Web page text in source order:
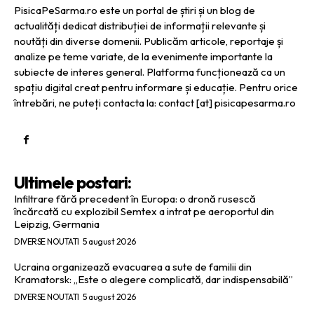
PisicaPeSarma.ro este un portal de știri și un blog de
actualități dedicat distribuției de informații relevante și
noutăți din diverse domenii. Publicăm articole, reportaje și
analize pe teme variate, de la evenimente importante la
subiecte de interes general. Platforma funcționează ca un
spațiu digital creat pentru informare și educație. Pentru orice
întrebări, ne puteți contacta la: contact [at] pisicapesarma.ro
Ultimele postari:
Infiltrare fără precedent în Europa: o dronă rusescă
încărcată cu explozibil Semtex a intrat pe aeroportul din
Leipzig, Germania
DIVERSE NOUTATI 5 august 2026
Ucraina organizează evacuarea a sute de familii din
Kramatorsk: „Este o alegere complicată, dar indispensabilă”
DIVERSE NOUTATI 5 august 2026